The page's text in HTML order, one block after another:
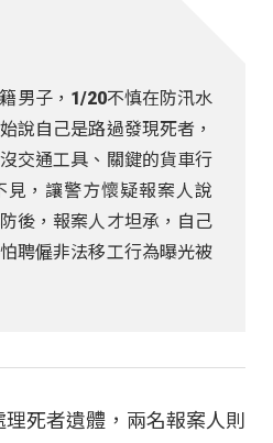
男子，1/20不慎在防汛水
說自己是路過發現死者，
交通工具、關鍵的貨車行
見，讓警方懷疑報案人說
後，報案人才坦承，自己
聘僱非法移工行為曝光被
死者遺體，兩名報案人則